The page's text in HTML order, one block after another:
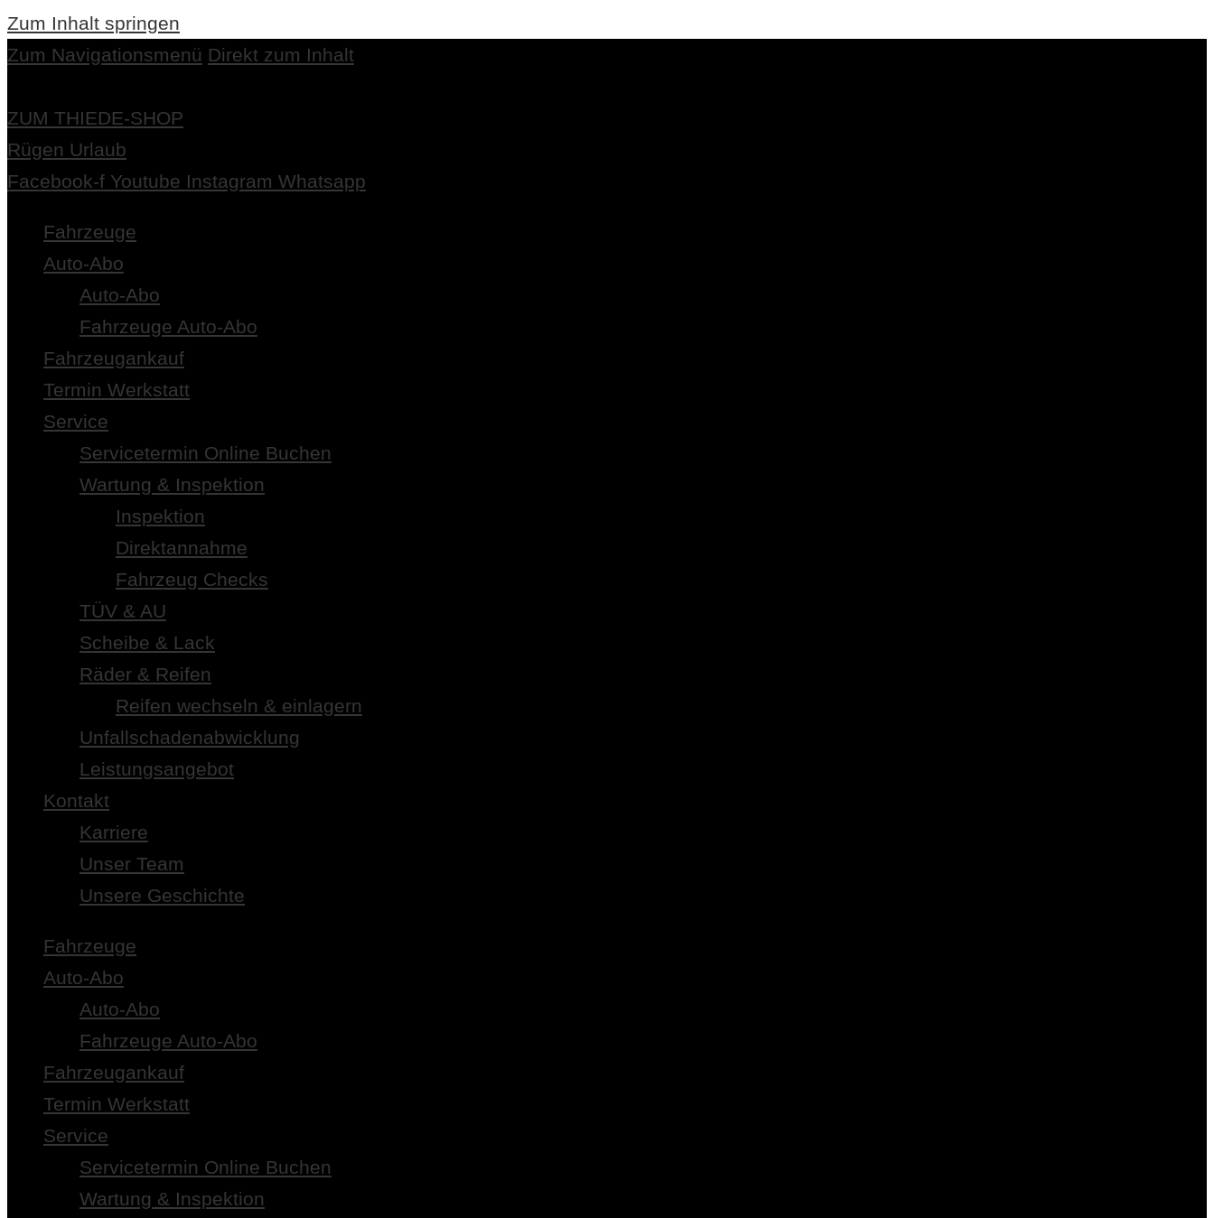
Zum Inhalt springen
Zum Navigationsmenü Direkt zum Inhalt
ZUM THIEDE-SHOP
Rügen Urlaub
Facebook-f Youtube Instagram Whatsapp
Fahrzeuge
Auto-Abo
Auto-Abo
Fahrzeuge Auto-Abo
Fahrzeugankauf
Termin Werkstatt
Service
Servicetermin Online Buchen
Wartung & Inspektion
Inspektion
Direktannahme
Fahrzeug Checks
TÜV & AU
Scheibe & Lack
Räder & Reifen
Reifen wechseln & einlagern
Unfallschadenabwicklung
Leistungsangebot
Kontakt
Karriere
Unser Team
Unsere Geschichte
Fahrzeuge
Auto-Abo
Auto-Abo
Fahrzeuge Auto-Abo
Fahrzeugankauf
Termin Werkstatt
Service
Servicetermin Online Buchen
Wartung & Inspektion